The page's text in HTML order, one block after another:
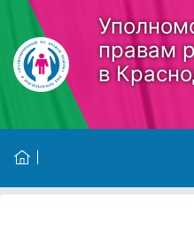
Skip to main content
правам
в